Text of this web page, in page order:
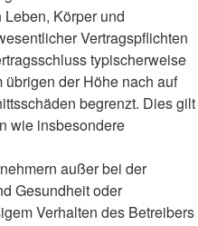
Körper und
Vertragspflichten
typischerweise
der Höhe nach auf
begrenzt. Dies gilt
wie insbesondere
außer bei der
Gesundheit oder
Verhalten des Betreibers